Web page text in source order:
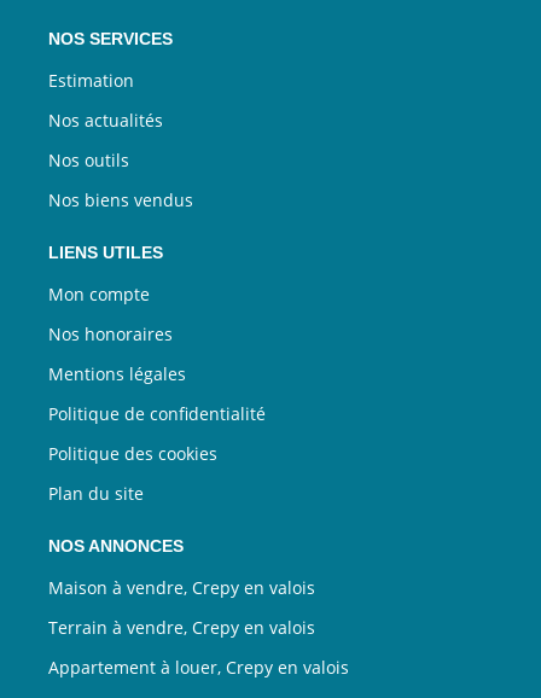
NOS SERVICES
Estimation
Nos actualités
Nos outils
Nos biens vendus
LIENS UTILES
Mon compte
Nos honoraires
Mentions légales
Politique de confidentialité
Politique des cookies
Plan du site
NOS ANNONCES
Maison à vendre, Crepy en valois
Terrain à vendre, Crepy en valois
Appartement à louer, Crepy en valois